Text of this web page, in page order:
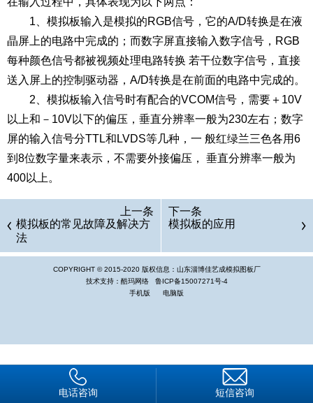
1、模拟板输入是模拟的RGB信号，它的A/D转换是在液
晶屏上的电路中完成的；而数字屏直接输入数字信号，RGB
每种颜色信号都被视频处理电路转换 若干位数字信号，直接
送入屏上的控制驱动器，A/D转换是在前面的电路中完成的。
2、模拟板输入信号时有配合的VCOM信号，需要＋10V
以上和－10V以下的偏压，垂直分辨率一般为230左右；数字
屏的输入信号分TTL和LVDS等几种，一 般红绿兰三色各用6
到8位数字量来表示，不需要外接偏压， 垂直分辨率一般为
400以上。
上一条
模拟板的常见故障及解决方
法
下一条
模拟板的应用
COPYRIGHT © 2015-2020 版权信息：山东淄博佳艺成模拟图板厂
技术支持：酷玛网络 鲁ICP备15007271号-4
手机版
电脑版
电话咨询 短信咨询